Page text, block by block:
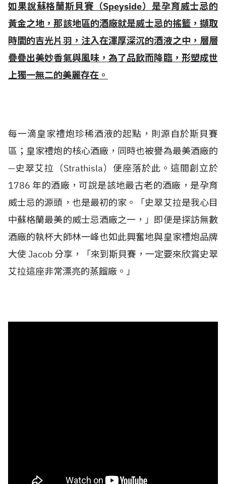
如果說蘇格蘭斯貝賽（Speyside）是孕育威士忌的
黃金之地，那該地區的酒廠就是威士忌的搖籃，擷取
時間的吉光片羽，注入在渾厚深沉的酒液之中，層層
疊疊出美妙香氣與風味，為了品飲而降臨，形塑成世
上獨一無二的美麗存在。
每一滴皇家禮炮珍稀酒液的起點，則源自於斯貝賽
區；皇家禮炮的核心酒廠，同時也被譽為最美酒廠的
—史翠艾拉（Strathisla）便座落於此。這間創立於
1786 年的酒廠，可說是該地最古老的酒廠，是孕育
威士忌的源頭，也是最初的家。「史翠艾拉是我心目
中蘇格蘭最美的威士忌酒廠之一，」即便是探訪無數
酒廠的執杯大師林一峰也如此興奮地與皇家禮炮品牌
大使 Jacob 分享，「來到斯貝賽，一定要來欣賞史翠
艾拉這座非常漂亮的蒸餾廠。」